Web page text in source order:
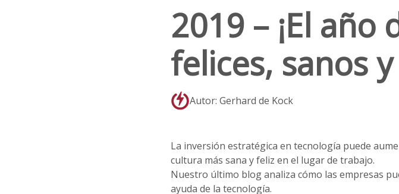
2019 – ¡El
felices, sanos
Autor: Gerhard de Kock
La inversión estratégica en tecnología puede
cultura más sana y feliz en el lugar de trabajo.
Nuestro último blog analiza cómo las empresas
ayuda de la tecnología.